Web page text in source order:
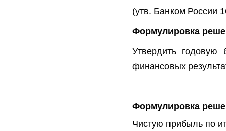
(утв. Банком России
Формулировка
Утвердить годовую
финансовых
Формулировка
Чистую прибыль по